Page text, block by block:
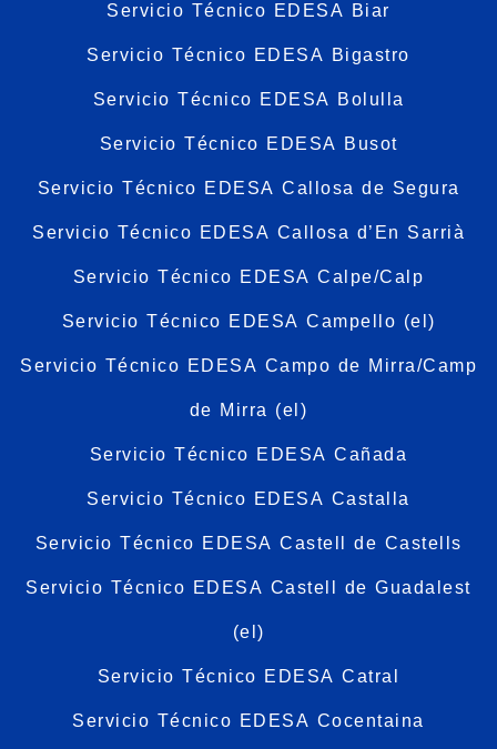
Servicio Técnico EDESA Biar
Servicio Técnico EDESA Bigastro
Servicio Técnico EDESA Bolulla
Servicio Técnico EDESA Busot
Servicio Técnico EDESA Callosa de Segura
Servicio Técnico EDESA Callosa d’En Sarrià
Servicio Técnico EDESA Calpe/Calp
Servicio Técnico EDESA Campello (el)
Servicio Técnico EDESA Campo de Mirra/Camp
de Mirra (el)
Servicio Técnico EDESA Cañada
Servicio Técnico EDESA Castalla
Servicio Técnico EDESA Castell de Castells
Servicio Técnico EDESA Castell de Guadalest
(el)
Servicio Técnico EDESA Catral
Servicio Técnico EDESA Cocentaina